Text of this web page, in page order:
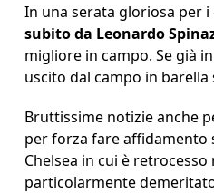
In una serata gloriosa per
subito da Leonardo
migliore in campo. Se già
uscito dal campo in
Bruttissime notizie anche
per forza fare affidamento
Chelsea in cui è
particolarmente